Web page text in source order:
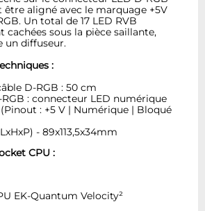
être aligné avec le marquage +5V
Un total de 17 LED RVB
cachées sous la pièce saillante,
un diffuseur.
:
D-RGB : 50 cm
: connecteur LED numérique
: +5 V | Numérique | Bloqué
- 89x113,5x34mm
CPU :
EK-Quantum Velocity²